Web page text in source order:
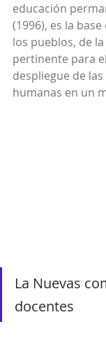
educación
(1996), es la
los pueblos, de
pertinente para
despliegue de
humanas en un
La Nuevas
docentes